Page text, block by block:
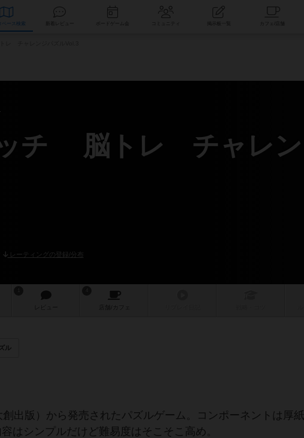
データベース コミュニティ
チ 脳トレ チャレン
レーティングの登録/分布
レビュー 店舗/ カフェ
ル
出版）から発売されたパズルゲーム。コンポーネントは厚
はシンプルだけど難易度はそこそこ高め。